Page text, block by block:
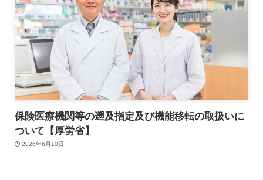
保険医療機関等の遡及指定及び機能移転の取扱いに
ついて【厚労省】
2026年6月10日